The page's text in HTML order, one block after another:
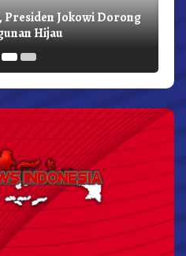
Presiden Jokowi Dorong
Hijau